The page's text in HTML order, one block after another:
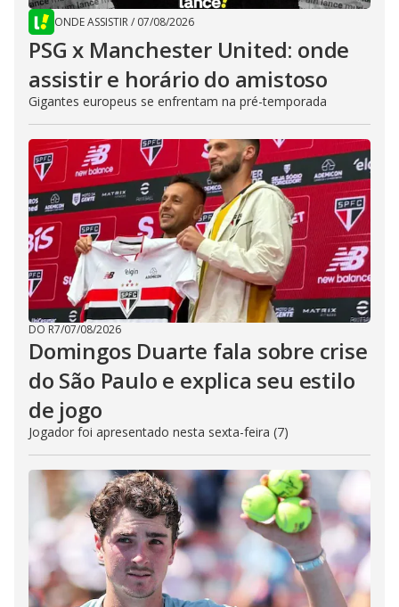
ONDE ASSISTIR/ 07/08/2026
PSG x Manchester United: onde
assistir e horário do amistoso
Gigantes europeus se enfrentam na pré-temporada
DO R7/07/08/2026
Domingos Duarte fala sobre crise
do São Paulo e explica seu estilo
de jogo
Jogador foi apresentado nesta sexta-feira (7)